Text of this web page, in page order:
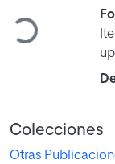
Cargando...
Colecciones
Otras